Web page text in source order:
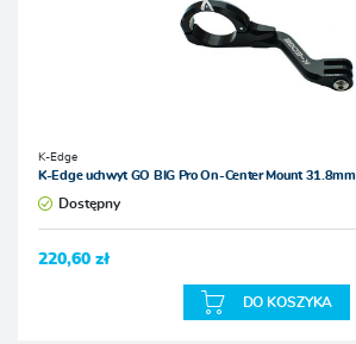
K-Edge
K-Edge uchwyt GO BIG Pro On-Center Mount
Dostępny
220,60 zł
DO KOSZYKA